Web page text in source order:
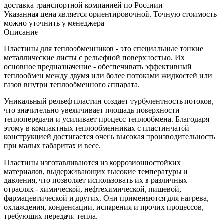
доставка транспортной компанией по Россиии
Указанная цена является ориентировочной. Точную стоимость
можно уточнить у менеджера
Описание
Пластины для теплообменников - это специальные тонкие
металлические листы с рельефной поверхностью. Их
основное предназначение - обеспечивать эффективный
теплообмен между двумя или более потоками жидкостей или
газов внутри теплообменного аппарата.
Уникальный рельеф пластин создает турбулентность потоков,
что значительно увеличивает площадь поверхности
теплопередачи и усиливает процесс теплообмена. Благодаря
этому в компактных теплообменниках с пластинчатой
конструкцией достигается очень высокая производительность
при малых габаритах и весе.
Пластины изготавливаются из коррозионностойких
материалов, выдерживающих высокие температуры и
давления, что позволяет использовать их в различных
отраслях - химической, нефтехимической, пищевой,
фармацевтической и других. Они применяются для нагрева,
охлаждения, конденсации, испарения и прочих процессов,
требующих передачи тепла.